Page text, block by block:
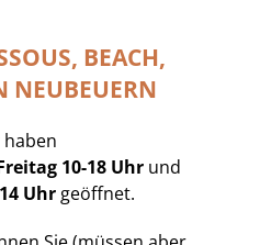
BEACH,
NEUBEUERN
10-18 Uhrund
Uhr geöffnet.